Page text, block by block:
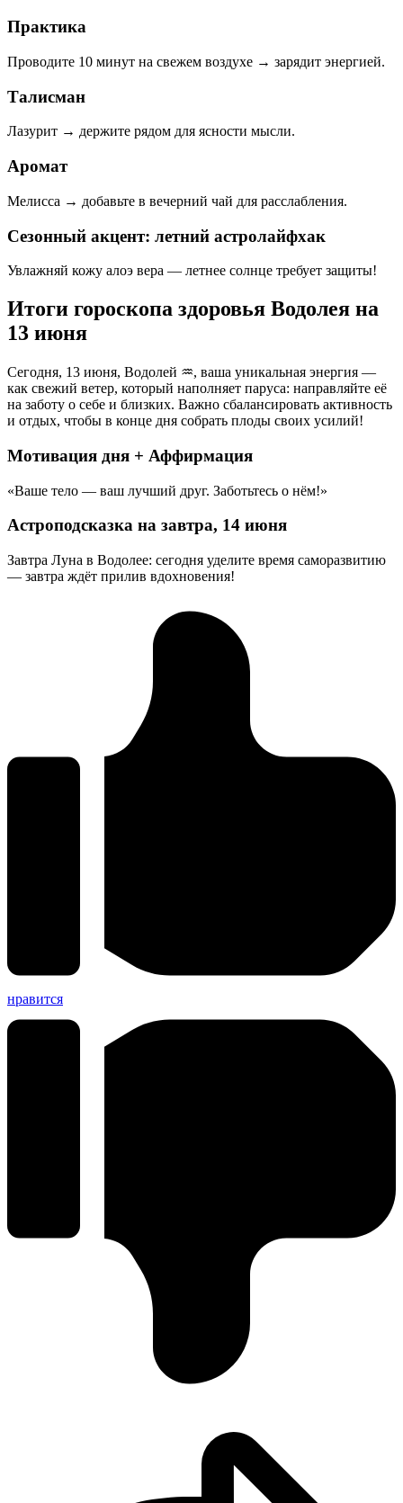
Практика
Проводите 10 минут на свежем воздухе → зарядит энергией.
Талисман
Лазурит → держите рядом для ясности мысли.
Аромат
Мелисса → добавьте в вечерний чай для расслабления.
Сезонный акцент: летний астролайфхак
Увлажняй кожу алоэ вера — летнее солнце требует защиты!
Итоги гороскопа здоровья Водолея на
13 июня
Сегодня, 13 июня, Водолей ♒, ваша уникальная энергия —
как свежий ветер, который наполняет паруса: направляйте её
на заботу о себе и близких. Важно сбалансировать активность
и отдых, чтобы в конце дня собрать плоды своих усилий!
Мотивация дня + Аффирмация
«Ваше тело — ваш лучший друг. Заботьтесь о нём!»
Астроподсказка на завтра, 14 июня
Завтра Луна в Водолее: сегодня уделите время саморазвитию
— завтра ждёт прилив вдохновения!
нравится